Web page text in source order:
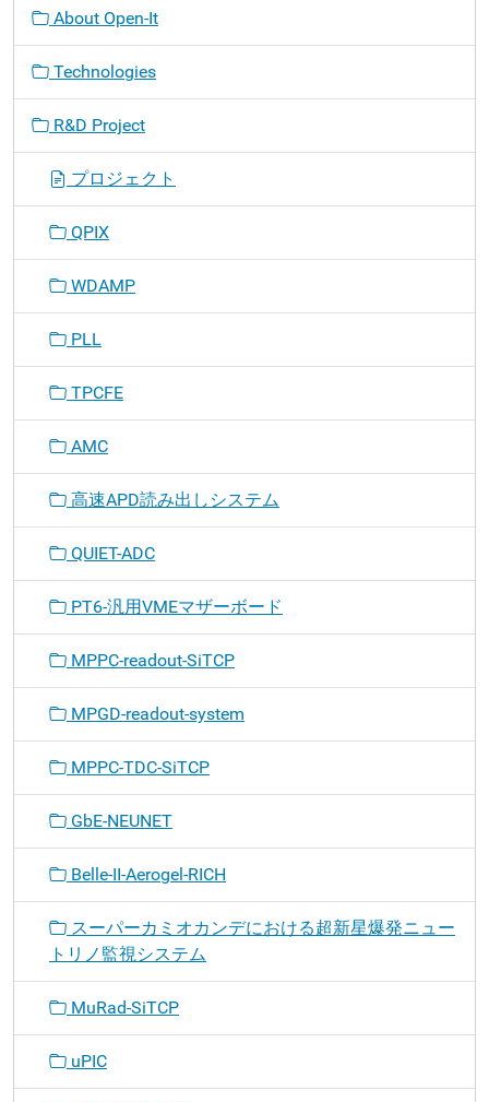
About Open-It
Technologies
R&D Project
プロジェクト
QPIX
WDAMP
PLL
TPCFE
AMC
高速APD読み出しシステム
QUIET-ADC
PT6-汎用VMEマザーボード
MPPC-readout-SiTCP
MPGD-readout-system
MPPC-TDC-SiTCP
GbE-NEUNET
Belle-II-Aerogel-RICH
スーパーカミオカンデにおける超新星爆発ニュー
トリノ監視システム
MuRad-SiTCP
uPIC